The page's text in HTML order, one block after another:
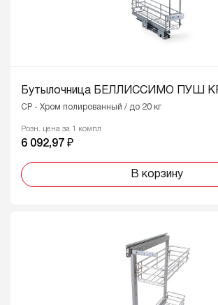
Бутылочница БЕЛЛИССИМО ПУШ
CP - Хром полированный / до 20 кг
Розн. цена за 1 компл
6 092,97 ₽
В корзину